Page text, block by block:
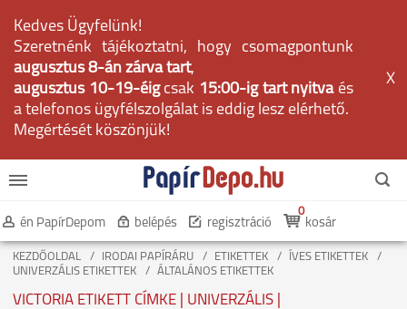
Kedves Ügyfelünk!
Szeretnénk tájékoztatni, hogy csomagpontunk
augusztus 8-án zárva tart,
augusztus 10-19-éig csak 15:00-ig tart nyitvaés
a telefonos ügyfélszolgálat is eddig lesz elérhető.
Megértését köszönjük!
X
én PapírDepom belépés regisztráció kosár
0
KEZDŐOLDAL IRODAI PAPÍRÁRU ETIKETTEK
ÍVES ETIKETTEK
UNIVERZÁLIS ETIKETTEK
ÁLTALÁNOS ETIKETTEK
VICTORIA ETIKETT CÍMKE | UNIVERZÁLIS |